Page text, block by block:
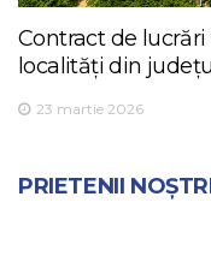
Contract de
localități din
23 martie 2026
PRIETENII